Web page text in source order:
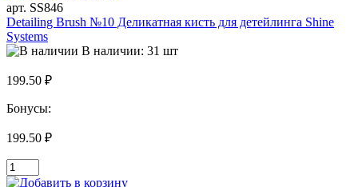
арт. SS846
Detailing Brush №10 Деликатная кисть для детейлинга Shine
Systems
В наличии: 31 шт
199.50 ₽
Бонусы:
199.50 ₽